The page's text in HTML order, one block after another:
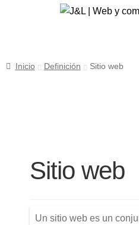
Inicio Definición Sitio web
Sitio web
Un sitio web es un